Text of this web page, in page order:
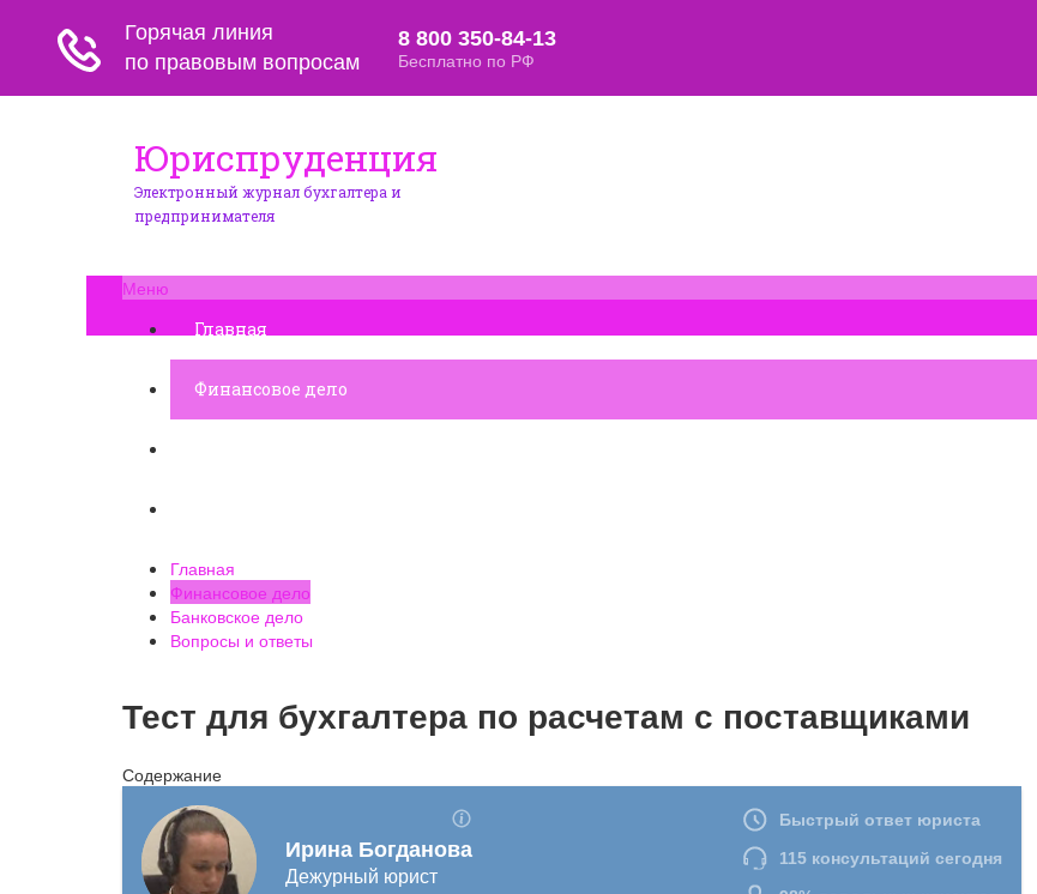
Юриспруденция
Электронный журнал бухгалтера и
предпринимателя
Меню
Главная
Финансовое дело
Главная
Финансовое дело
Банковское дело
Вопросы и ответы
Тест для бухгалтера по расчетам с поставщиками
Содержание